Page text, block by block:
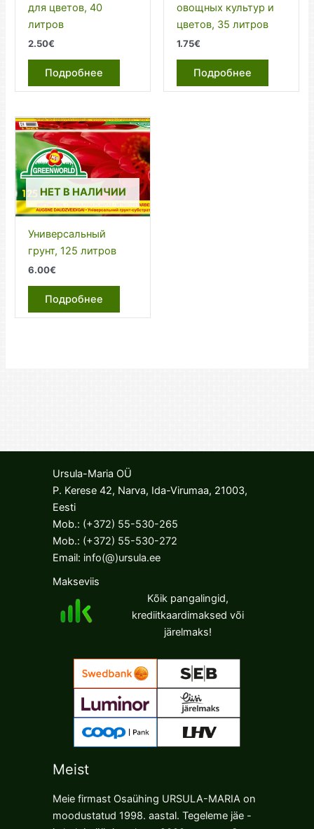
для цветов, 40
литров
2.50€
Подробнее
овощных культур и
цветов, 35 литров
1.75€
Подробнее
НЕТ В НАЛИЧИИ
Универсальный
грунт, 125 литров
6.00€
Подробнее
Ursula-Maria OÜ
P. Kerese 42, Narva, Ida-Virumaa, 21003,
Eesti
Mob.: (+372) 55-530-265
Mob.: (+372) 55-530-272
Email: info(@)ursula.ee
Makseviis
Kõik pangalingid,
krediitkaardimaksed või
järelmaks!
Meist
Meie firmast Osaühing URSULA-MARIA on
moodustatud 1998. aastal. Tegeleme jäe -